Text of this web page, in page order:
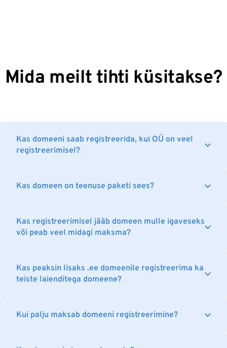
Mida meilt tihti küsitakse?
Kas domeeni saab registreerida, kui OÜ on veel
registreerimisel?
Kas domeen on teenuse paketi sees?
Kas registreerimisel jääb domeen mulle igaveseks
või peab veel midagi maksma?
Kas peaksin lisaks .ee domeenile registreerima ka
teiste laienditega domeene?
Kui palju maksab domeeni registreerimine?